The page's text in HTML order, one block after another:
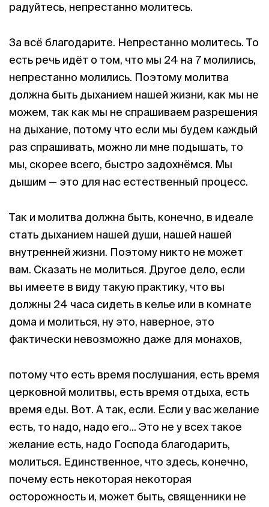
радуйтесь, непрестанно молитесь.
За всё благодарите. Непрестанно молитесь. То
есть речь идёт о том, что мы 24 на 7 молились,
непрестанно молились. Поэтому молитва
должна быть дыханием нашей жизни, как мы не
можем, так как мы не спрашиваем разрешения
на дыхание, потому что если мы будем каждый
раз спрашивать, можно ли мне подышать, то
мы, скорее всего, быстро задохнёмся. Мы
дышим — это для нас естественный процесс.
Так и молитва должна быть, конечно, в идеале
стать дыханием нашей души, нашей нашей
внутренней жизни. Поэтому никто не может
вам. Сказать не молиться. Другое дело, если
вы имеете в виду такую практику, что вы
должны 24 часа сидеть в келье или в комнате
дома и молиться, ну это, наверное, это
фактически невозможно даже для монахов,
потому что есть время послушания, есть время
церковной молитвы, есть время отдыха, есть
время еды. Вот. А так, если. Если у вас желание
есть, то надо, надо его... Это не у всех такое
желание есть, надо Господа благодарить,
молиться. Единственное, что здесь, конечно,
почему есть некоторая некоторая
осторожность и, может быть, священники не